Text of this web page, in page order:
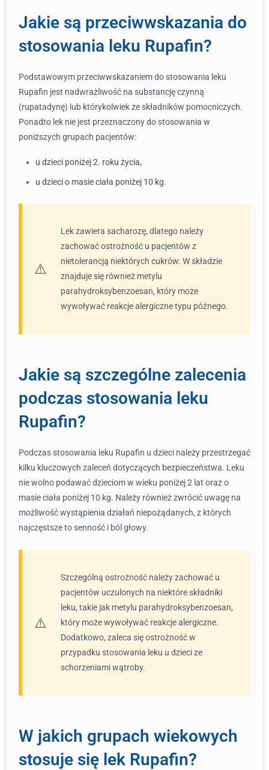
Jakie są przeciwwskazania do
stosowania leku Rupafin?
Podstawowym przeciwwskazaniem do stosowania leku
Rupafin jest nadwrażliwość na substancję czynną
(rupatadynę) lub którykolwiek ze składników pomocniczych.
Ponadto lek nie jest przeznaczony do stosowania w
poniższych grupach pacjentów:
u dzieci poniżej 2. roku życia,
u dzieci o masie ciała poniżej 10 kg.
Lek zawiera sacharozę, dlatego należy
zachować ostrożność u pacjentów z
nietolerancją niektórych cukrów. W składzie
znajduje się również metylu
parahydroksybenzoesan, który może
wywoływać reakcje alergiczne typu późnego.
Jakie są szczególne zalecenia
podczas stosowania leku
Rupafin?
Podczas stosowania leku Rupafin u dzieci należy przestrzegać
kilku kluczowych zaleceń dotyczących bezpieczeństwa. Leku
nie wolno podawać dzieciom w wieku poniżej 2 lat oraz o
masie ciała poniżej 10 kg. Należy również zwrócić uwagę na
możliwość wystąpienia działań niepożądanych, z których
najczęstsze to senność i ból głowy.
Szczególną ostrożność należy zachować u
pacjentów uczulonych na niektóre składniki
leku, takie jak metylu parahydroksybenzoesan,
który może wywoływać reakcje alergiczne.
Dodatkowo, zaleca się ostrożność w
przypadku stosowania leku u dzieci ze
schorzeniami wątroby.
W jakich grupach wiekowych
stosuje się lek Rupafin?